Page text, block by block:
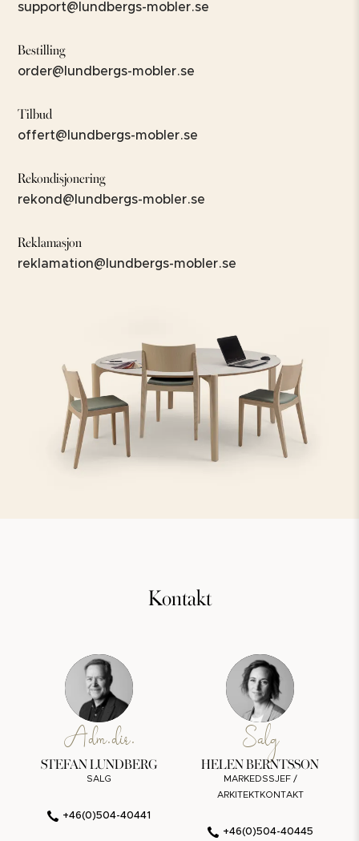
support@lundbergs-mobler.se
Bestilling
order@lundbergs-mobler.se
Tilbud
offert@lundbergs-mobler.se
Rekondisjonering
rekond@lundbergs-mobler.se
Reklamasjon
reklamation@lundbergs-mobler.se
Kontakt
Adm.dir.
STEFAN LUNDBERG
SALG
+46(0)504-40441
Salg
HELEN BERNTSSON
MARKEDSSJEF /
ARKITEKTKONTAKT
+46(0)504-40445